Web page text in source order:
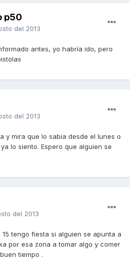
p50
del 2013
antes, yo habría ido, pero
del 2013
y mira que lo sabia desde el lunes o
lo siento. Espero que alguien se
del 2013
tengo fiesta si alguien se apunta a
por esa zona a tomar algo y comer
tiempo .